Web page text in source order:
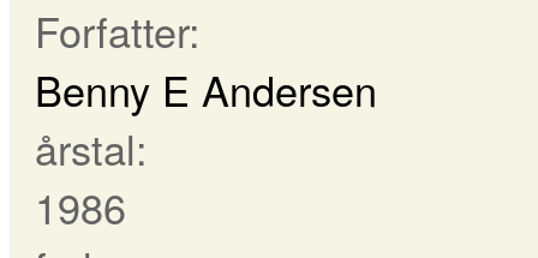
Forfatter:
Benny E Andersen
årstal:
1986